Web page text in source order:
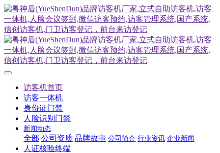
访客机首页
访客一体机
身份证门禁
人脸识别门禁
新闻动态
全部 公司资质 品牌故事 公司简介 行业资讯 企业新闻
人证核验终端